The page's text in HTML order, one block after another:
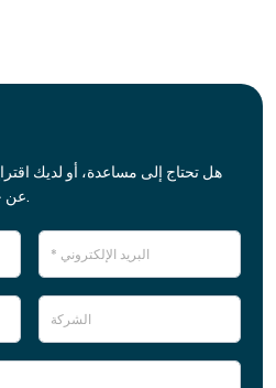
هل تحتاج إلى مساعدة، أو لديك
عن خدماتنا؟ يسعدنا التواصل معك.